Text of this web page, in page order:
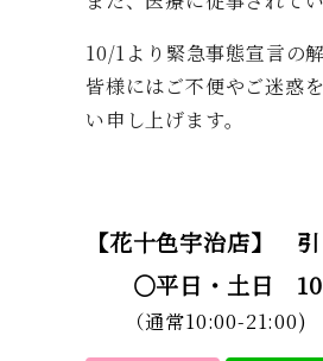
10/1より緊急事態宣言の
皆様にはご不便やご迷惑
い申し上げます。
【花十色宇治店】
○平日・土日
（通常10:00-21:00)